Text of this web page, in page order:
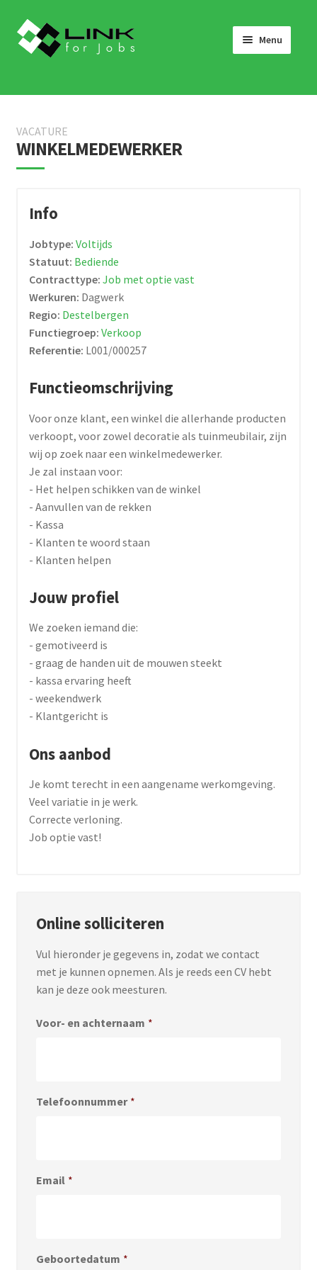
to
navigation
to
content
Menu
LINK 4 JOBS VOOR BEDRIJVEN
OVER ONS
NEEM CONTACT OP
VACATURE
WINKELMEDEWERKER
Info
Jobtype: Voltijds
Statuut: Bediende
Contracttype: Job met optie vast
Werkuren: Dagwerk
Regio: Destelbergen
Functiegroep: Verkoop
Referentie: L001/000257
Functieomschrijving
Voor onze klant, een winkel die allerhande producten
verkoopt, voor zowel decoratie als tuinmeubilair, zijn
wij op zoek naar een winkelmedewerker.
Je zal instaan voor:
- Het helpen schikken van de winkel
- Aanvullen van de rekken
- Kassa
- Klanten te woord staan
- Klanten helpen
Jouw profiel
We zoeken iemand die:
- gemotiveerd is
- graag de handen uit de mouwen steekt
- kassa ervaring heeft
- weekendwerk
- Klantgericht is
Ons aanbod
Je komt terecht in een aangename werkomgeving.
Veel variatie in je werk.
Correcte verloning.
Job optie vast!
Online solliciteren
Vul hieronder je gegevens in, zodat we contact
met je kunnen opnemen. Als je reeds een CV hebt
kan je deze ook meesturen.
Voor- en achternaam *
Telefoonnummer *
Email *
Geboortedatum *